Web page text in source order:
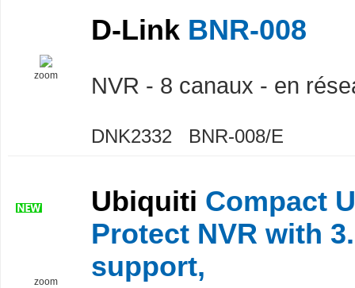
zoom
D-Link BNR-008
NVR - 8 canaux - en
DNK2332 BNR-008/E
zoom
Ubiquiti Compact
Protect NVR with
support,